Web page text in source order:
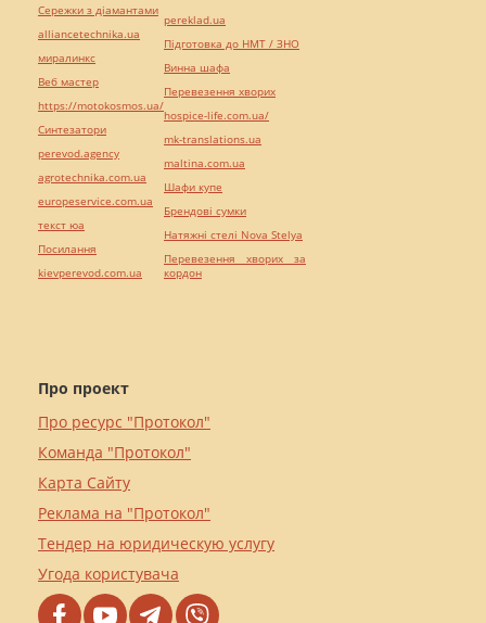
Про проект
Про ресурс "Протокол"
Команда "Протокол"
Карта Сайту
Реклама на "Протокол"
Тендер на юридическую услугу
Угода користувача
Сережки з діамантами
alliancetechnika.ua
миралинкс
Веб мастер
https://motokosmos.ua/
Синтезатори
perevod.agency
agrotechnika.com.ua
europeservice.com.ua
текст юа
Посилання
kievperevod.com.ua
pereklad.ua
Підготовка до НМТ / ЗНО
Винна шафа
Перевезення хворих
hospice-life.com.ua/
mk-translations.ua
maltina.com.ua
Шафи купе
Брендові сумки
Натяжні стелі Nova Stelya
Перевезення хворих за
кордон